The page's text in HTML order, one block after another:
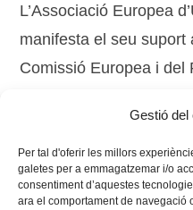
Gestió del
Per tal d'oferir les millors
galetes per a emmagatzemar i/o
consentiment d’aquestes
ara el comportament de navegació
L’Associació Europea
manifesta el seu suport
Comissió Europea i del
al nou programa